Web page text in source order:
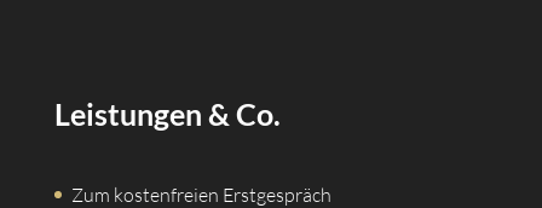
Leistungen & Co.
Zum kostenfreien Erstgespräch